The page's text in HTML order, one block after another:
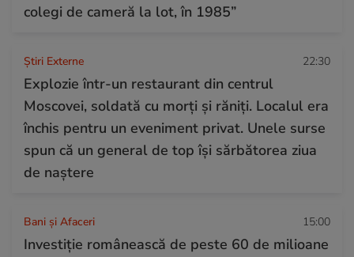
colegi de cameră la lot, în 1985”
Știri Externe 22:30
Explozie într-un restaurant din centrul
Moscovei, soldată cu morți și răniți. Localul era
închis pentru un eveniment privat. Unele surse
spun că un general de top își sărbătorea ziua
de naștere
Bani și Afaceri 15:00
Investiție românească de peste 60 de milioane